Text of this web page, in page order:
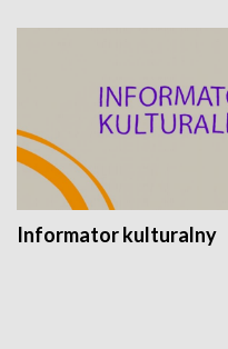
Informator kulturalny